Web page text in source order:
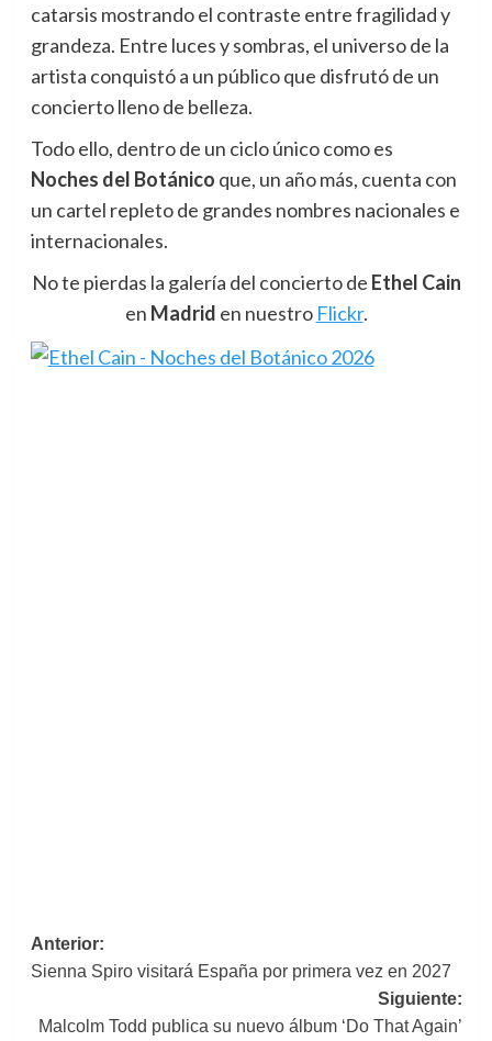
catarsis mostrando el contraste entre fragilidad y
grandeza. Entre luces y sombras, el universo de la
artista conquistó a un público que disfrutó de un
concierto lleno de belleza.
Todo ello, dentro de un ciclo único como es
Noches del Botánico que, un año más, cuenta con
un cartel repleto de grandes nombres nacionales e
internacionales.
No te pierdas la galería del concierto de Ethel Cain
en Madrid en nuestro Flickr.
Navegación
de
entradas
Anterior:
Sienna Spiro visitará España por primera vez en 2027
Siguiente:
Malcolm Todd publica su nuevo álbum ‘Do That Again’